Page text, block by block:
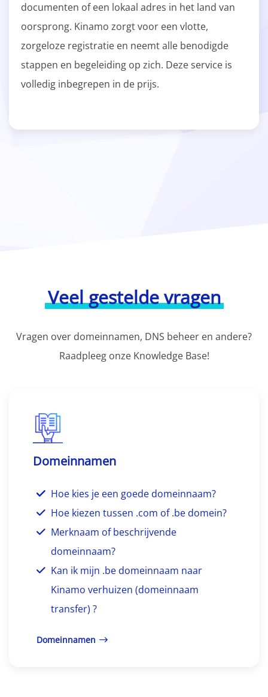
documenten of een lokaal adres in het land van
oorsprong. Kinamo zorgt voor een vlotte,
zorgeloze registratie en neemt alle benodigde
stappen en begeleiding op zich. Deze service is
volledig inbegrepen in de prijs.
Veel gestelde vragen
Vragen over domeinnamen, DNS beheer en andere?
Raadpleeg onze Knowledge Base!
Domeinnamen
Hoe kies je een goede domeinnaam?
Hoe kiezen tussen .com of .be domein?
Merknaam of beschrijvende
domeinnaam?
Kan ik mijn .be domeinnaam naar
Kinamo verhuizen (domeinnaam
transfer) ?
Domeinnamen